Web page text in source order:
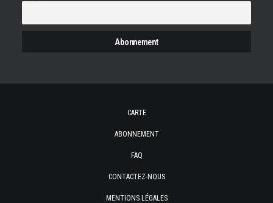
CARTE
ABONNEMENT
FAQ
CONTACTEZ-NOUS
MENTIONS LÉGALES